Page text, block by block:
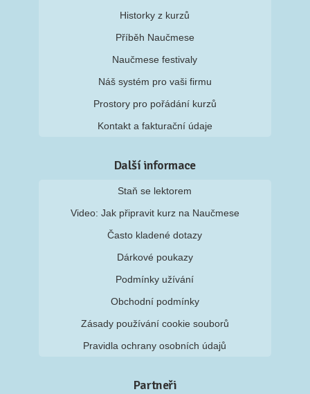
Historky z kurzů
Příběh Naučmese
Naučmese festivaly
Náš systém pro vaši firmu
Prostory pro pořádání kurzů
Kontakt a fakturační údaje
Další informace
Staň se lektorem
Video: Jak připravit kurz na Naučmese
Často kladené dotazy
Dárkové poukazy
Podmínky užívání
Obchodní podmínky
Zásady používání cookie souborů
Pravidla ochrany osobních údajů
Partneři